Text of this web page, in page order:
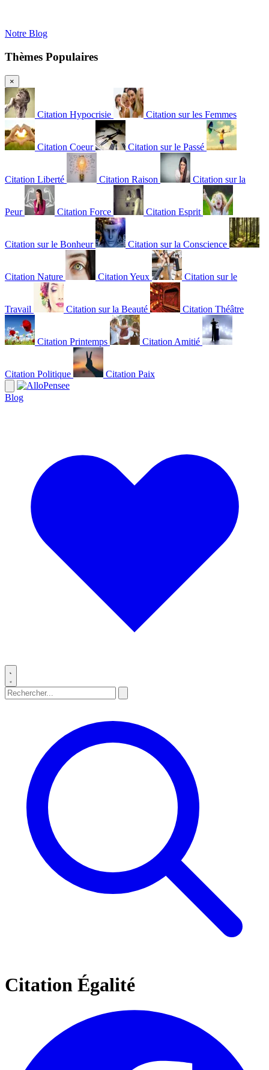
Notre Blog
Thèmes Populaires
×
Citation Hypocrisie Citation sur les Femmes
Citation Coeur Citation sur le Passé
Citation Liberté Citation Raison Citation sur la
Peur Citation Force Citation Esprit
Citation sur le Bonheur Citation sur la Conscience
Citation Nature Citation Yeux Citation sur le
Travail Citation sur la Beauté Citation Théâtre
Citation Printemps Citation Amitié
Citation Politique Citation Paix
Blog
Citation Égalité